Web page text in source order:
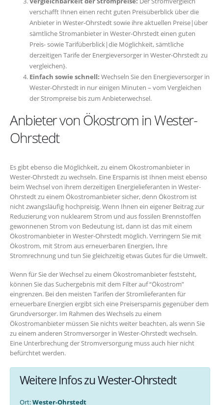
verschafft Ihnen einen recht guten Preisüberblick über die
Anbieter in Wester-Ohrstedt sowie ihre aktuellen Preise|über
sämtliche Stromanbieter in Wester-Ohrstedt einen guten
Preis- sowie Tarifüberblick|die Möglichkeit, sämtliche
derzeitigen Tarife der Energieversorger in Wester-Ohrstedt zu
vergleichen}.
Einfach sowie schnell: Wechseln Sie den Energieversorger in
Wester-Ohrstedt in nur einigen Minuten – vom Vergleichen
der Strompreise bis zum Anbieterwechsel.
Anbieter von Ökostrom in Wester-
Ohrstedt
Es gibt ebenso die Möglichkeit, zu einem Ökostromanbieter in
Wester-Ohrstedt zu wechseln. Eine Ersparnis ist Ihnen meist ebenso
beim Wechsel von ihrem derzeitigen Energielieferanten in Wester-
Ohrstedt zu einem Ökostromanbieter sicher, denn Ökostrom ist
nicht zwangsläufig hochpreisig. Wenn Ihnen ein eigener Beitrag zur
Reduzierung von nuklearem Strom und aus fossilen Brennstoffen
gewonnenen Strom von Bedeutung ist, dann ist das mit einem
Ökostromanbieter in Wester-Ohrstedt möglich. Verringern Sie mit
Ökostrom, mit Strom aus erneuerbaren Energien, Ihre
Stromrechnung und tun Sie gleichzeitig etwas Gutes für die Umwelt.
Wenn für Sie der Wechsel zu einem Ökostromanbieter feststeht,
können Sie das Suchergebnis mit dem Filter auf “Ökostrom”
eingrenzen. Bei den meisten Tarifen der Stromlieferanten für
erneuerbare Energien ergibt sich eine Preisersparnis gegenüber dem
Grundversorger. Im Rahmen des Wechsels zu einem
Ökostromanbieter müssen Sie nichts weiter beachten, als wenn Sie
zu einem anderen Stromversorger in Wester-Ohrstedt wechseln.
Eine Unterbrechung der Stromversorgung muss auch hier nicht
befürchtet werden.
Weitere Infos zu Wester-Ohrstedt
Ort:Wester-Ohrstedt